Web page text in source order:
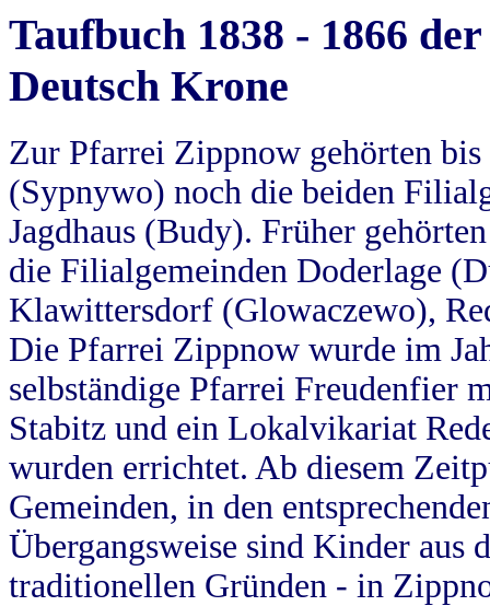
Taufbuch 1838 - 1866
Deutsch Krone
Zur Pfarrei Zippnow gehörten
(Sypnywo) noch die beiden
Jagdhaus (Budy). Früher
die Filialgemeinden Doderlage
Klawittersdorf (Glowaczewo),
Die Pfarrei Zippnow wurde im
selbständige Pfarrei Freudenfier
Stabitz und ein Lokalvikariat
wurden errichtet. Ab diesem
Gemeinden, in den
Übergangsweise sind Kinder aus
traditionellen Gründen - in